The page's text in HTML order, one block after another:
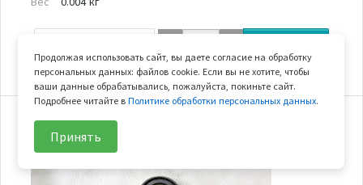
Продолжая использовать сайт, вы даете согласие на обработку
персональных данных: файлов cookie. Если вы не хотите, чтобы
ваши данные обрабатывались, пожалуйста, покиньте сайт.
Подробнее читайте вПолитике обработки персональных данных.
Принять